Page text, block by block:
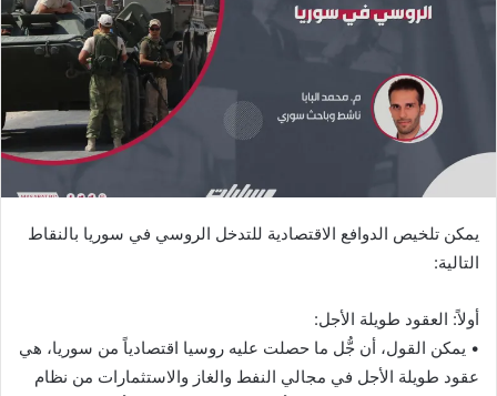
يمكن تلخيص الدوافع الاقتصادية للتدخل الروسي في سوريا بالنقاط
التالية:
أولاً: العقود طويلة الأجل:
• يمكن القول، أن جُّل ما حصلت عليه روسيا اقتصادياً من سوريا، هي
عقود طويلة الأجل في مجالي النفط والغاز والاستثمارات من نظام